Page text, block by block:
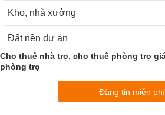
Kho, nhà xưởng
Đất nền dự án
Cho thuê nhà trọ, cho thuê phòng trọ
phòng trọ
Đăng tin miễn phí